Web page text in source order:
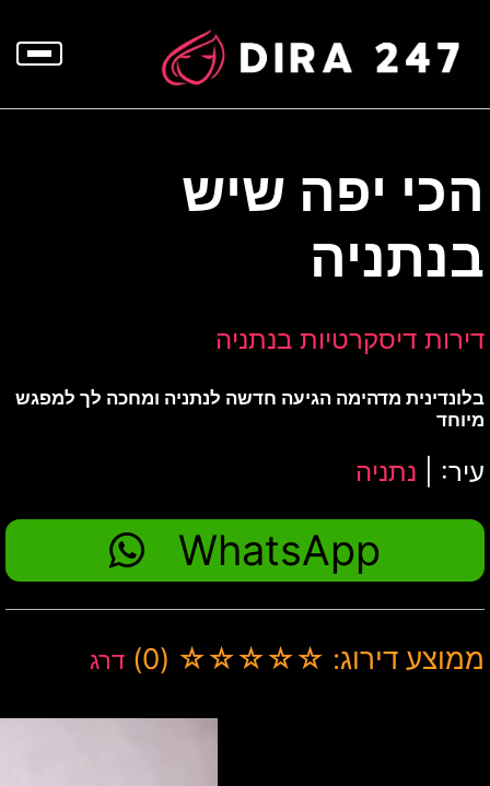
הכי יפה שיש
בנתניה
דירות דיסקרטיות בנתניה
בלונדינית מדהימה הגיעה חדשה לנתניה ומחכה לך למפגש
מיוחד
עיר: | נתניה
WhatsApp
ממוצע דירוג: ☆☆☆☆☆ (0) דרג